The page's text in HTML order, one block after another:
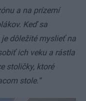
a na prízemí
Keď sa
dôležité myslieť na
ich veku a rástla
stoličky, ktoré
stole.“